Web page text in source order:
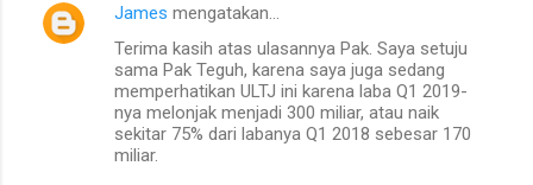
a
James mengatakan…
Terima kasih atas ulasannya Pak. Saya setuju
sama Pak Teguh, karena saya juga sedang
memperhatikan ULTJ ini karena laba Q1 2019-
nya melonjak menjadi 300 miliar, atau naik
sekitar 75% dari labanya Q1 2018 sebesar 170
miliar.